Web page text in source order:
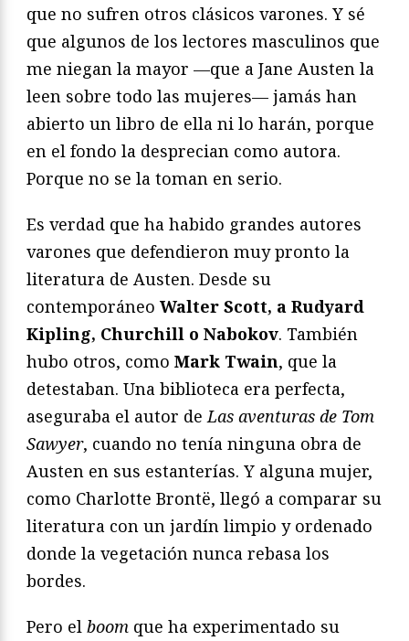
que no sufren otros clásicos varones. Y sé
que algunos de los lectores masculinos que
me niegan la mayor —que a Jane Austen la
leen sobre todo las mujeres— jamás han
abierto un libro de ella ni lo harán, porque
en el fondo la desprecian como autora.
Porque no se la toman en serio.
Es verdad que ha habido grandes autores
varones que defendieron muy pronto la
literatura de Austen. Desde su
contemporáneo Walter Scott, a Rudyard
Kipling, Churchill o Nabokov. También
hubo otros, como Mark Twain, que la
detestaban. Una biblioteca era perfecta,
aseguraba el autor de Las aventuras de Tom
Sawyer, cuando no tenía ninguna obra de
Austen en sus estanterías. Y alguna mujer,
como Charlotte Brontë, llegó a comparar su
literatura con un jardín limpio y ordenado
donde la vegetación nunca rebasa los
bordes.
Pero el boom que ha experimentado su